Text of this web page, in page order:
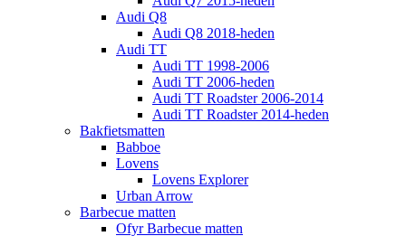
Audi Q8
Audi Q8 2018-heden
Audi TT
Audi TT 1998-2006
Audi TT 2006-heden
Audi TT Roadster 2006-2014
Audi TT Roadster 2014-heden
Bakfietsmatten
Babboe
Lovens
Lovens Explorer
Urban Arrow
Barbecue matten
Ofyr Barbecue matten